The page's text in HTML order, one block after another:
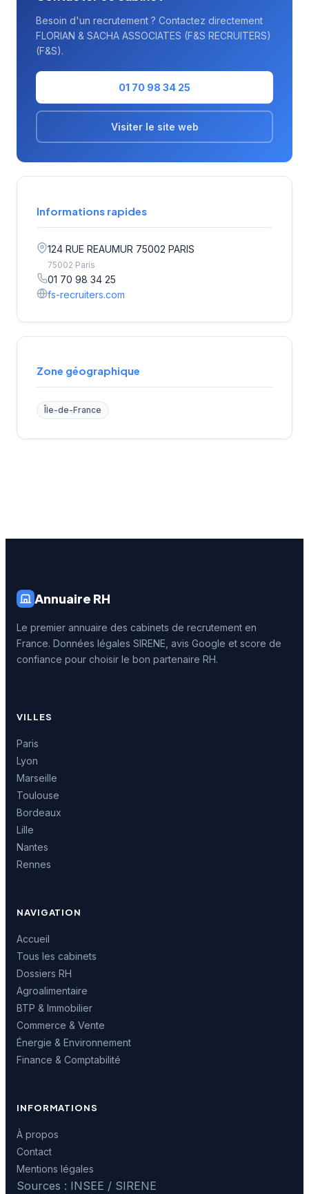
Besoin d'un recrutement ? Contactez directement
FLORIAN & SACHA ASSOCIATES (F&S RECRUITERS)
(F&S).
01 70 98 34 25
Visiter le site web
Informations rapides
124 RUE REAUMUR 75002 PARIS
75002 Paris
01 70 98 34 25
fs-recruiters.com
Zone géographique
Île-de-France
Annuaire RH
Le premier annuaire des cabinets de recrutement en
France. Données légales SIRENE, avis Google et score de
confiance pour choisir le bon partenaire RH.
VILLES
Paris
Lyon
Marseille
Toulouse
Bordeaux
Lille
Nantes
Rennes
NAVIGATION
Accueil
Tous les cabinets
Dossiers RH
Agroalimentaire
BTP & Immobilier
Commerce & Vente
Énergie & Environnement
Finance & Comptabilité
INFORMATIONS
À propos
Contact
Mentions légales
Sources : INSEE / SIRENE